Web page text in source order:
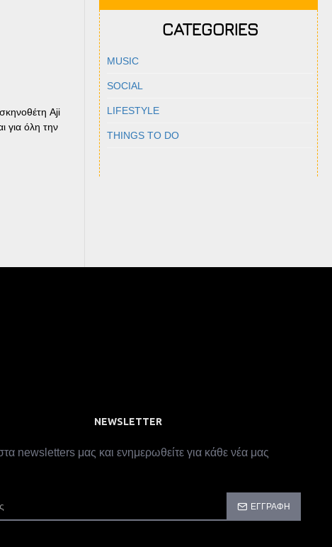
Aji
για όλη την
CATEGORIES
MUSIC
SOCIAL
LIFESTYLE
THINGS TO DO
NEWSLETTER
newsletters μας και ενημερωθείτε για κάθε νέα μας
ΕΓΓΡΑΦΉ